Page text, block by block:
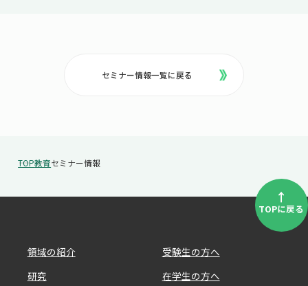
セミナー情報一覧に戻る
TOP教育セミナー情報
↑
TOPに戻る
領域の紹介
研究
受験生の方へ
在学生の方へ